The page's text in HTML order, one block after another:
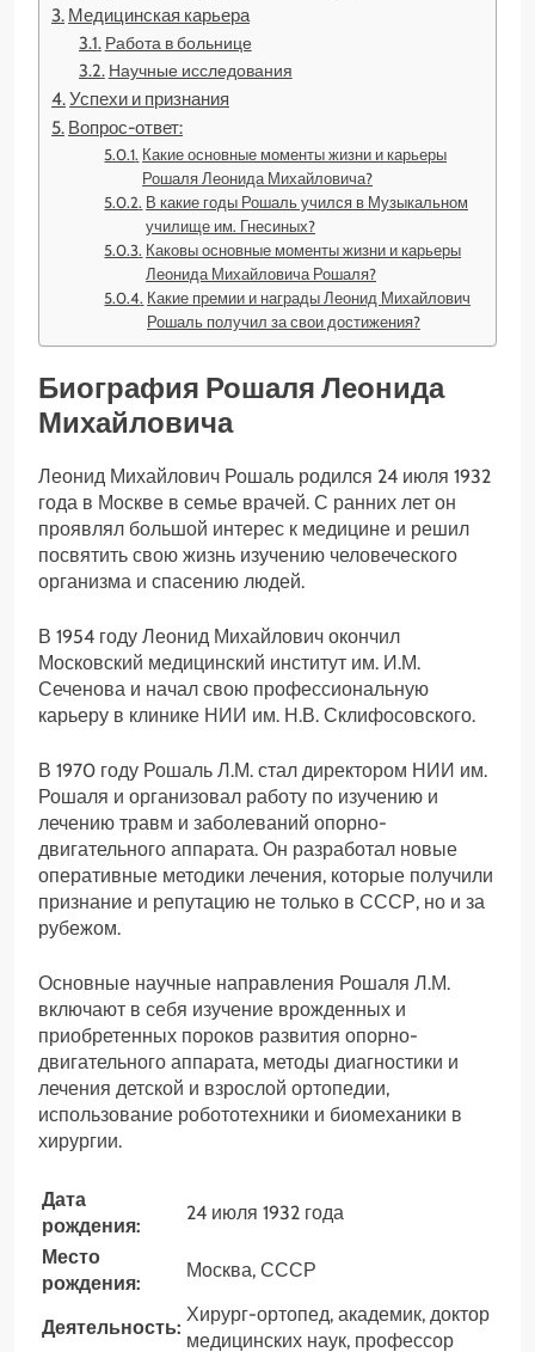
Медицинская карьера
Работа в больнице
Научные исследования
Успехи и признания
Вопрос-ответ:
Какие основные моменты жизни и карьеры
Рошаля Леонида Михайловича?
В какие годы Рошаль учился в Музыкальном
училище им. Гнесиных?
Каковы основные моменты жизни и карьеры
Леонида Михайловича Рошаля?
Какие премии и награды Леонид Михайлович
Рошаль получил за свои достижения?
Биография Рошаля Леонида
Михайловича
Леонид Михайлович Рошаль родился 24 июля 1932
года в Москве в семье врачей. С ранних лет он
проявлял большой интерес к медицине и решил
посвятить свою жизнь изучению человеческого
организма и спасению людей.
В 1954 году Леонид Михайлович окончил
Московский медицинский институт им. И.М.
Сеченова и начал свою профессиональную
карьеру в клинике НИИ им. Н.В. Склифосовского.
В 1970 году Рошаль Л.М. стал директором НИИ им.
Рошаля и организовал работу по изучению и
лечению травм и заболеваний опорно-
двигательного аппарата. Он разработал новые
оперативные методики лечения, которые получили
признание и репутацию не только в СССР, но и за
рубежом.
Основные научные направления Рошаля Л.М.
включают в себя изучение врожденных и
приобретенных пороков развития опорно-
двигательного аппарата, методы диагностики и
лечения детской и взрослой ортопедии,
использование робототехники и биомеханики в
хирургии.
Дата
рождения:
24 июля 1932 года
Место
рождения:
Москва, СССР
Деятельность:
Хирург-ортопед, академик, доктор
медицинских наук, профессор